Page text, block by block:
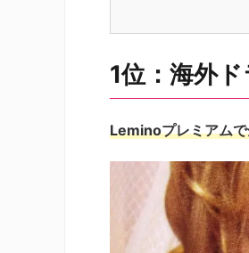
1位：海外
Leminoプレミアム